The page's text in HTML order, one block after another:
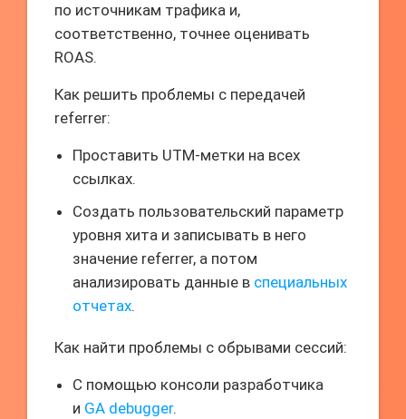
по источникам трафика и,
соответственно, точнее оценивать
ROAS.
Как решить проблемы с передачей
referrer:
Проставить UTM-метки на всех
ссылках.
Создать пользовательский параметр
уровня хита и записывать в него
значение referrer, а потом
анализировать данные в специальных
отчетах.
Как найти проблемы с обрывами сессий:
С помощью консоли разработчика
и GA debugger.